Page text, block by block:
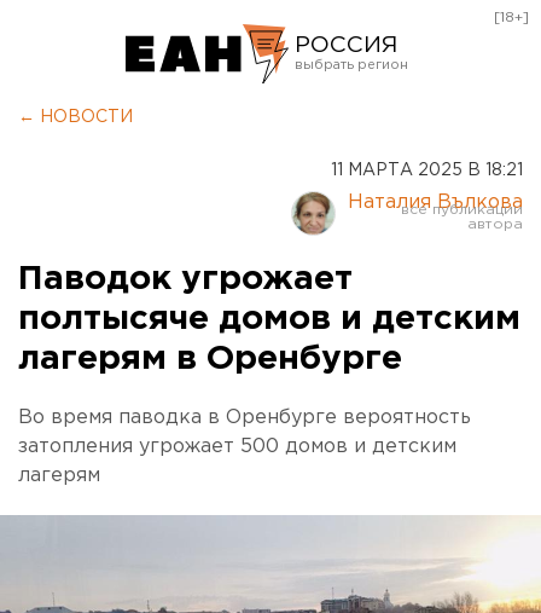
РОССИЯ
Курган
Оренбург
[18+]
← НОВОСТИ
11 МАРТА 2025 В 18:21
Наталия Вълкова
Паводок угрожает
полтысяче домов и детским
лагерям в Оренбурге
Во время паводка в Оренбурге вероятность
затопления угрожает 500 домов и детским
лагерям